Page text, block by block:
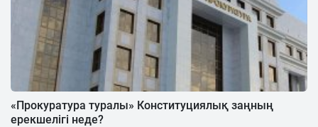
«Прокуратура туралы» Конституциялық заңның
ерекшелігі неде?